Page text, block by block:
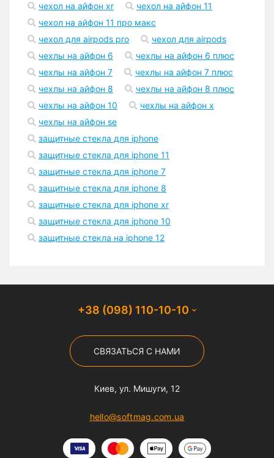
чехол на айфон xr
чехол на айфон 11
чехол на айфон 11 про макс
чехол для airpods pro
чехол для airpods
чехлы на айфон 6
чехлы на айфон 6 плюс
чехлы на айфон 7
чехлы на айфон 7 плюс
чехлы на айфон 8
чехлы на айфон 8 плюс
чехлы на айфон 10
чехлы на айфон x
чехлы на айфон se
защитные стекла для iphone
защитные стекла для iphone 11
защитные стекла для iphone 7
защитные стекла для iphone 8
защитные стекла для iphone xr
защитные стекла для iphone 10
защитные стекла на iphone 12
+38 (098) 110-10-10
СВЯЗАТЬСЯ С НАМИ
Киев, ул. Мишуги, 12
hello@softmag.com.ua